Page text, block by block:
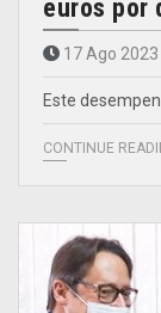
euros por
17 Ago 2023
Este
CONTINUE